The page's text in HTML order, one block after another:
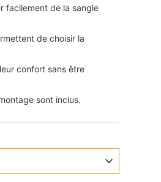
facilement de la sangle
de choisir la
confort sans être
sont inclus.